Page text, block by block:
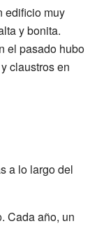
edificio muy
y bonita.
el pasado hubo
claustros en
a lo largo del
Cada año, un